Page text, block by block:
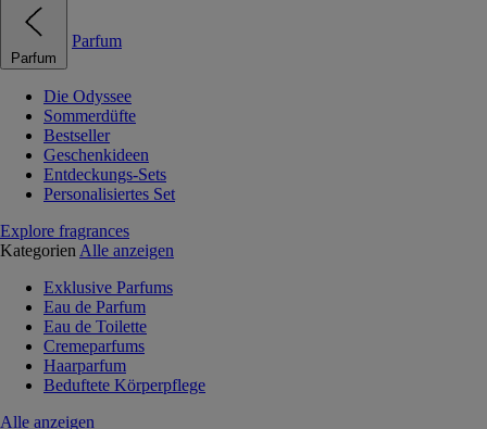
Parfum
Parfum
Die Odyssee
Sommerdüfte
Bestseller
Geschenkideen
Entdeckungs-Sets
Personalisiertes Set
Explore fragrances
Kategorien Alle anzeigen
Exklusive Parfums
Eau de Parfum
Eau de Toilette
Cremeparfums
Haarparfum
Beduftete Körperpflege
Alle anzeigen